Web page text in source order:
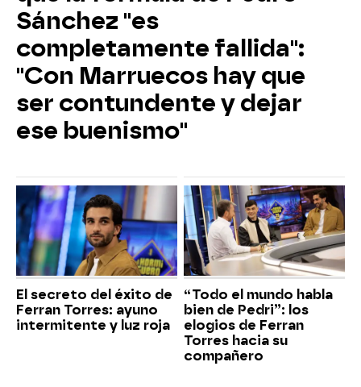
Sánchez "es
completamente fallida":
"Con Marruecos hay que
ser contundente y dejar
ese buenismo"
El secreto del éxito de
Ferran Torres: ayuno
intermitente y luz roja
“Todo el mundo habla
bien de Pedri”: los
elogios de Ferran
Torres hacia su
compañero